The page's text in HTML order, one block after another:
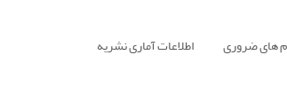
های ضروری اطلاعات آماری نشریه